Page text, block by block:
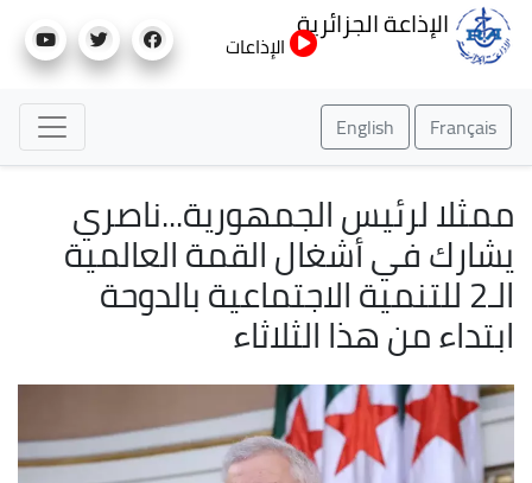
إلى
الإذاعة الجزائرية
الإذاعات
Français
English
ممثلا لرئيس الجمهورية...ناصري
يشارك في أشغال القمة العالمية
الـ2 للتنمية الاجتماعية بالدوحة
ابتداء من هذا الثلاثاء